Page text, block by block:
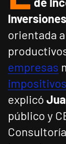
orientada
empresas
impositivos
explicó
público y